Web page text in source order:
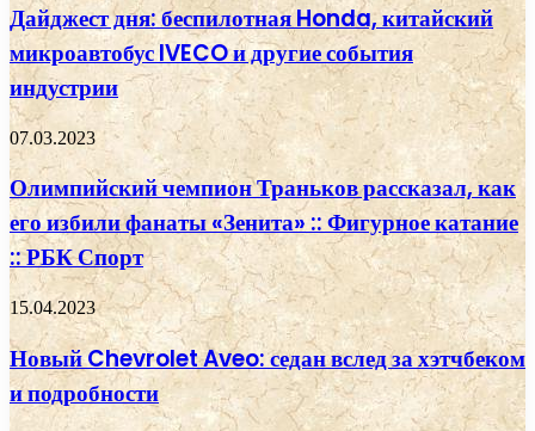
Дайджест дня: беспилотная Honda, китайский
микроавтобус IVECO и другие события
индустрии
07.03.2023
Олимпийский чемпион Траньков рассказал, как
его избили фанаты «Зенита» :: Фигурное катание
:: РБК Спорт
15.04.2023
Новый Chevrolet Aveo: седан вслед за хэтчбеком
и подробности